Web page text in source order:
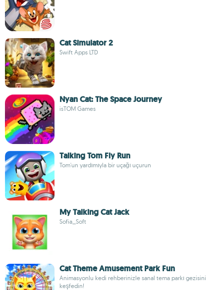
Cat Simulator 2
Swift Apps LTD
Nyan Cat: The Space Journey
isTOM Games
Talking Tom Fly Run
Tom'un yardımıyla bir uçağı uçurun
My Talking Cat Jack
Sofia_Soft
Cat Theme Amusement Park Fun
Animasyonlu kedi rehberinizle sanal tema parkı gezisini
keşfedin!